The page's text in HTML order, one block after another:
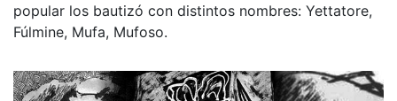
popular los bautizó con distintos nombres: Yettatore,
Fúlmine, Mufa, Mufoso.